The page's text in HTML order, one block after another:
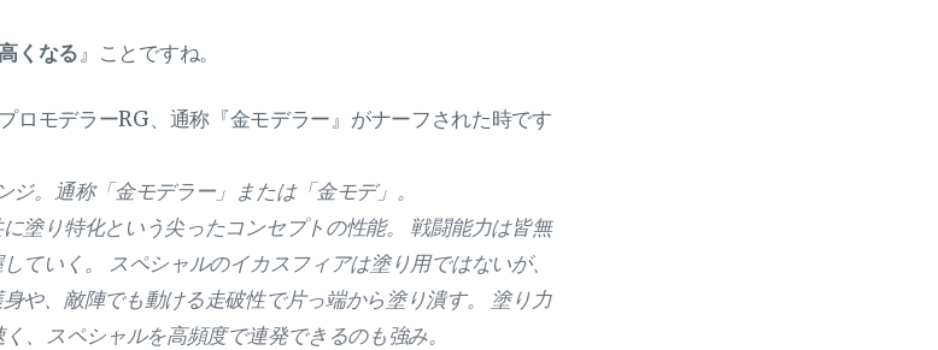
くなる』ことですね。
ロモデラーRG、通称『金モデラー』がナーフされた時です
ジ。通称「金モデラー」または「金モデ」。
塗り特化という尖ったコンセプトの性能。 戦闘能力は皆無
ていく。 スペシャルのイカスフィアは塗り用ではないが、
や、敵陣でも動ける走破性で片っ端から塗り潰す。 塗り力
、スペシャルを高頻度で連発できるのも強み。